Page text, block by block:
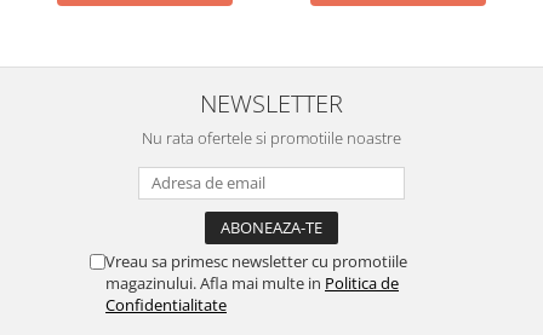
NEWSLETTER
Nu rata ofertele si promotiile noastre
Vreau sa primesc newsletter cu promotiile
magazinului. Afla mai multe in Politica de
Confidentialitate